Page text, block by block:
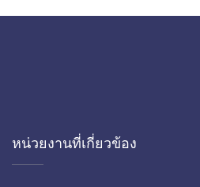
หน่วยงานที่เกี่ยวข้อง